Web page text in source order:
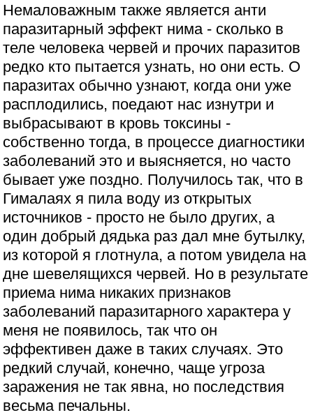
Немаловажным также является анти
паразитарный эффект нима - сколько в
теле человека червей и прочих паразитов
редко кто пытается узнать, но они есть. О
паразитах обычно узнают, когда они уже
расплодились, поедают нас изнутри и
выбрасывают в кровь токсины -
собственно тогда, в процессе диагностики
заболеваний это и выясняется, но часто
бывает уже поздно. Получилось так, что в
Гималаях я пила воду из открытых
источников - просто не было других, а
один добрый дядька раз дал мне бутылку,
из которой я глотнула, а потом увидела на
дне шевелящихся червей. Но в результате
приема нима никаких признаков
заболеваний паразитарного характера у
меня не появилось, так что он
эффективен даже в таких случаях. Это
редкий случай, конечно, чаще угроза
заражения не так явна, но последствия
весьма печальны.